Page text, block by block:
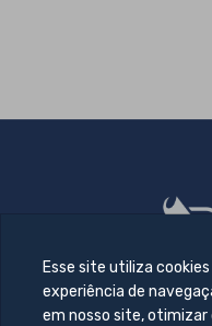
Esse site utiliza
experiência de
em nosso site, otimizar